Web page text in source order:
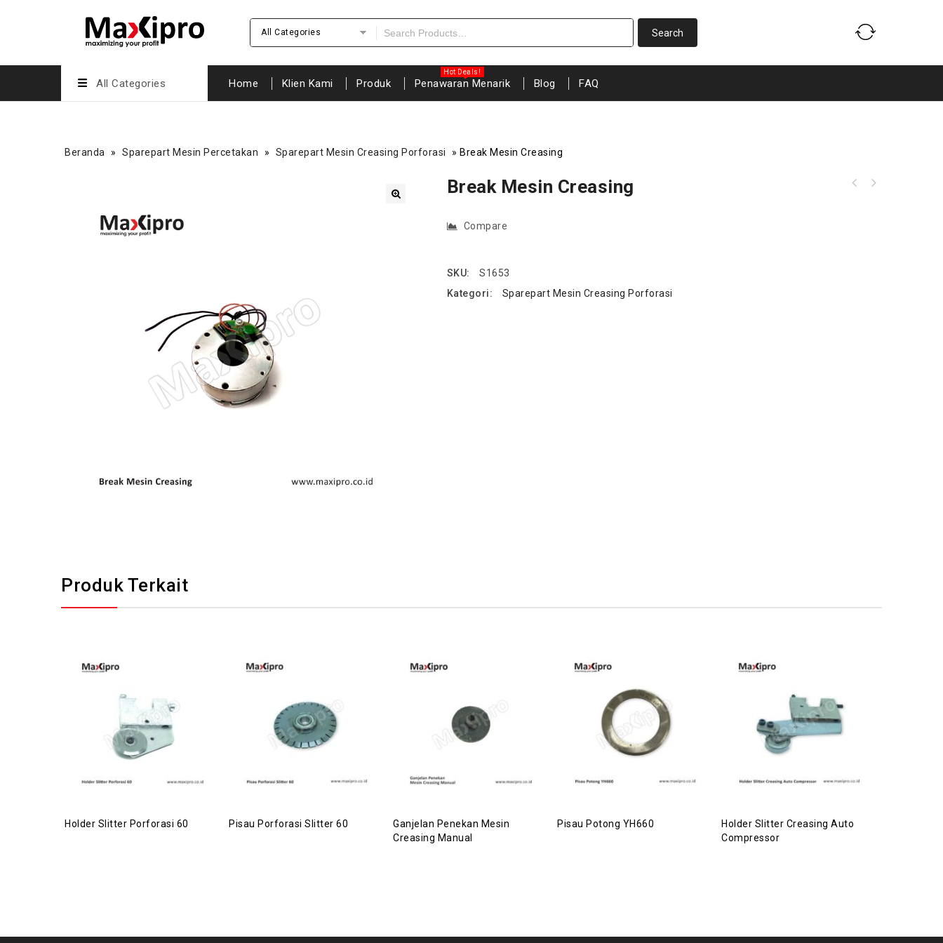
All Categories
All Categories Home Klien Kami Produk Penawaran Menarik Blog FAQ
Beranda » Sparepart Mesin Percetakan » Sparepart Mesin Creasing Porforasi » Break Mesin Creasing
Break Mesin Creasing
Compare
SKU:
S1653
Kategori:
Sparepart Mesin Creasing Porforasi
Produk Terkait
Holder Slitter Porforasi 60 Pisau Porforasi Slitter 60
Ganjelan Penekan Mesin
Creasing Manual
Pisau Potong YH660
Holder Slitter Creasing Auto
Compressor